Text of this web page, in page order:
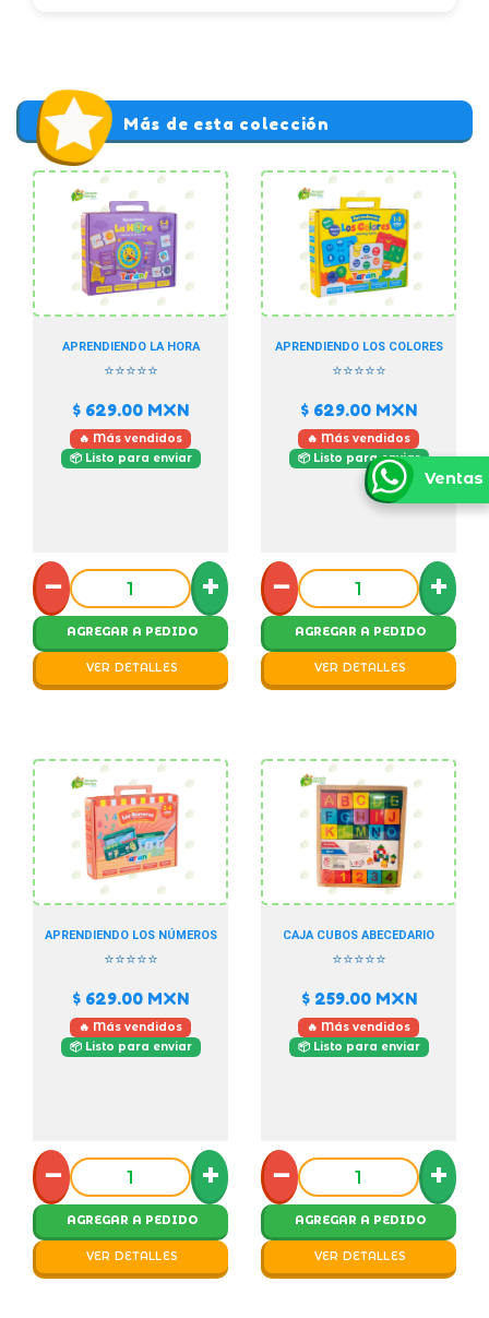
Más de esta colección
APRENDIENDO LA HORA
⭐⭐⭐⭐⭐
$ 629.00 MXN
🔥 Más vendidos
📦 Listo para enviar
− +
AGREGAR A PEDIDO
VER DETALLES
APRENDIENDO LOS COLORES
⭐⭐⭐⭐⭐
$ 629.00 MXN
🔥 Más vendidos
📦 Listo para enviar
− +
AGREGAR A PEDIDO
VER DETALLES
APRENDIENDO LOS NÚMEROS
⭐⭐⭐⭐⭐
$ 629.00 MXN
🔥 Más vendidos
📦 Listo para enviar
− +
AGREGAR A PEDIDO
VER DETALLES
CAJA CUBOS ABECEDARIO
⭐⭐⭐⭐⭐
$ 259.00MXN
🔥 Más vendidos
📦 Listo para enviar
− +
AGREGAR A PEDIDO
VER DETALLES
Ventas